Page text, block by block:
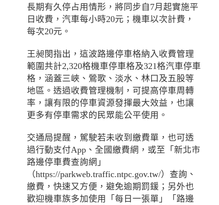
長期有久停占用情形，將同步自7月起實施平
日收費，汽車每小時20元；機車以次計費，
每次20元。
王昶閔指出，這波路邊停車格納入收費管理
範圍共計2,320格機車停車格及321格汽車停車
格，涵蓋三峽、鶯歌、淡水、林口及五股等
地區。透過收費管理機制，可提高停車周轉
率，讓有限的停車資源發揮最大效益，也讓
更多有停車需求的民眾能公平使用。
交通局提醒，駕駛若未收到繳費單，也可透
過行動支付App、全國繳費網，或至「新北市
路邊停車費查詢網」
（https://parkweb.traffic.ntpc.gov.tw/）查詢、
繳費，快速又方便，避免逾期罰鍰；另外也
歡迎機車族多加使用「每日一張單」「路邊